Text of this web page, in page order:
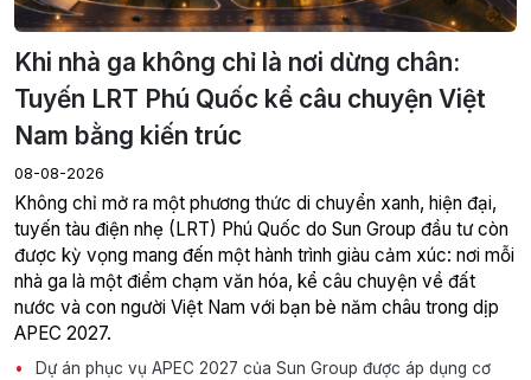
Khi nhà ga không chỉ là nơi dừng chân:
Tuyến LRT Phú Quốc kể câu chuyện Việt
Nam bằng kiến trúc
08-08-2026
Không chỉ mở ra một phương thức di chuyển xanh, hiện đại,
tuyến tàu điện nhẹ (LRT) Phú Quốc do Sun Group đầu tư còn
được kỳ vọng mang đến một hành trình giàu cảm xúc: nơi mỗi
nhà ga là một điểm chạm văn hóa, kể câu chuyện về đất
nước và con người Việt Nam với bạn bè năm châu trong dịp
APEC 2027.
Dự án phục vụ APEC 2027 của Sun Group được áp dụng cơ